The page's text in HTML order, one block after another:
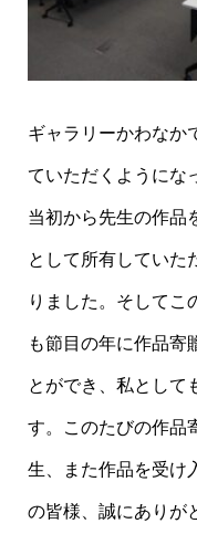
ギャラリーかわなか
ていただくようにな
当初から先生の作品
として所有していた
りました。そしてこ
も節目の年に作品寄
とができ、私として
す。このたびの作品
生、また作品を受け
の皆様、誠にありが